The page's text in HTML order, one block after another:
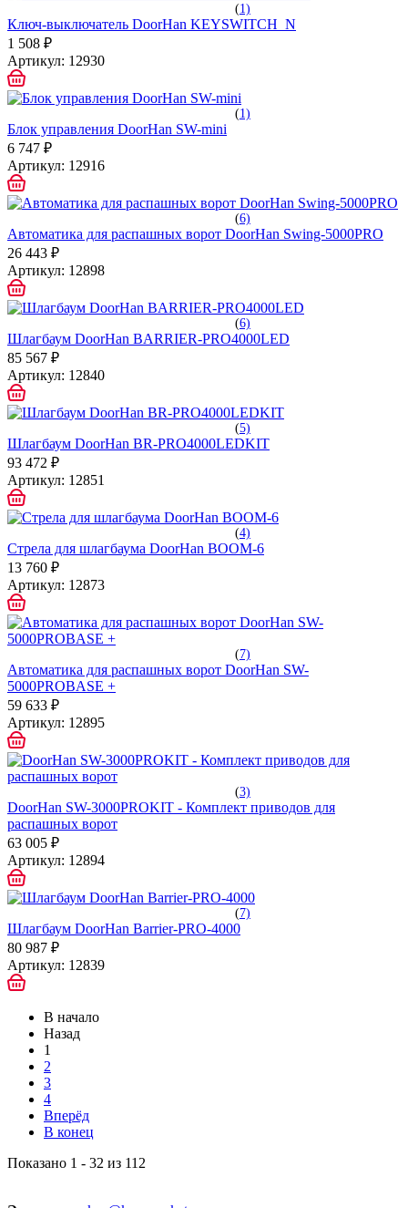
(1)
Ключ-выключатель DoorHan KEYSWITCH_N
1 508 ₽
Артикул: 12930
(1)
Блок управления DoorHan SW-mini
6 747 ₽
Артикул: 12916
(6)
Автоматика для распашных ворот DoorHan Swing-5000PRO
26 443 ₽
Артикул: 12898
(6)
Шлагбаум DoorHan BARRIER-PRO4000LED
85 567 ₽
Артикул: 12840
(5)
Шлагбаум DoorHan BR-PRO4000LEDKIT
93 472 ₽
Артикул: 12851
(4)
Стрела для шлагбаума DoorHan BOOM-6
13 760 ₽
Артикул: 12873
(7)
Автоматика для распашных ворот DoorHan SW-
5000PROBASE +
59 633 ₽
Артикул: 12895
(3)
DoorHan SW-3000PROKIT - Комплект приводов для
распашных ворот
63 005 ₽
Артикул: 12894
(7)
Шлагбаум DoorHan Barrier-PRO-4000
80 987 ₽
Артикул: 12839
В начало
Назад
1
2
3
4
Вперёд
В конец
Показано 1 - 32 из 112